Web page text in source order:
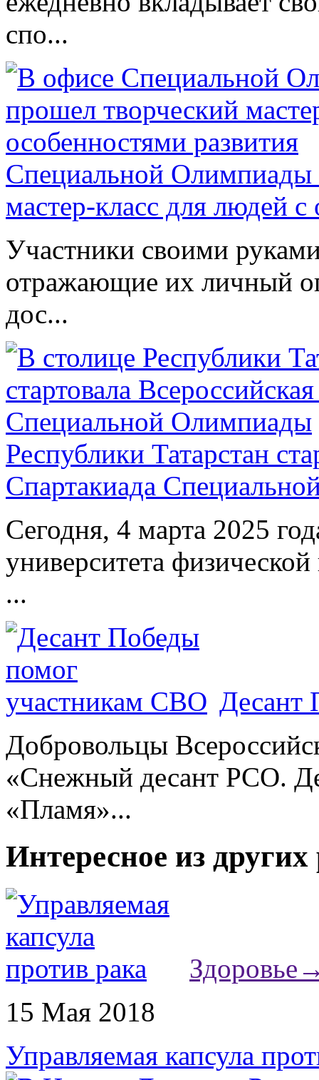
спо...
Специальной Олимпиады
мастер-класс для людей
Участники своими
отражающие их личный
дос...
Республики Татарстан
Спартакиада
Сегодня, 4 марта 2025
университета
...
Десант
Добровольцы
«Снежный десант РСО.
«Пламя»...
Интересное из
Здоровье
15 Мая 2018
Управляемая капсула